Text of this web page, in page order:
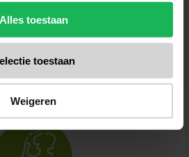
Alles toestaan
toestaan
Weigeren